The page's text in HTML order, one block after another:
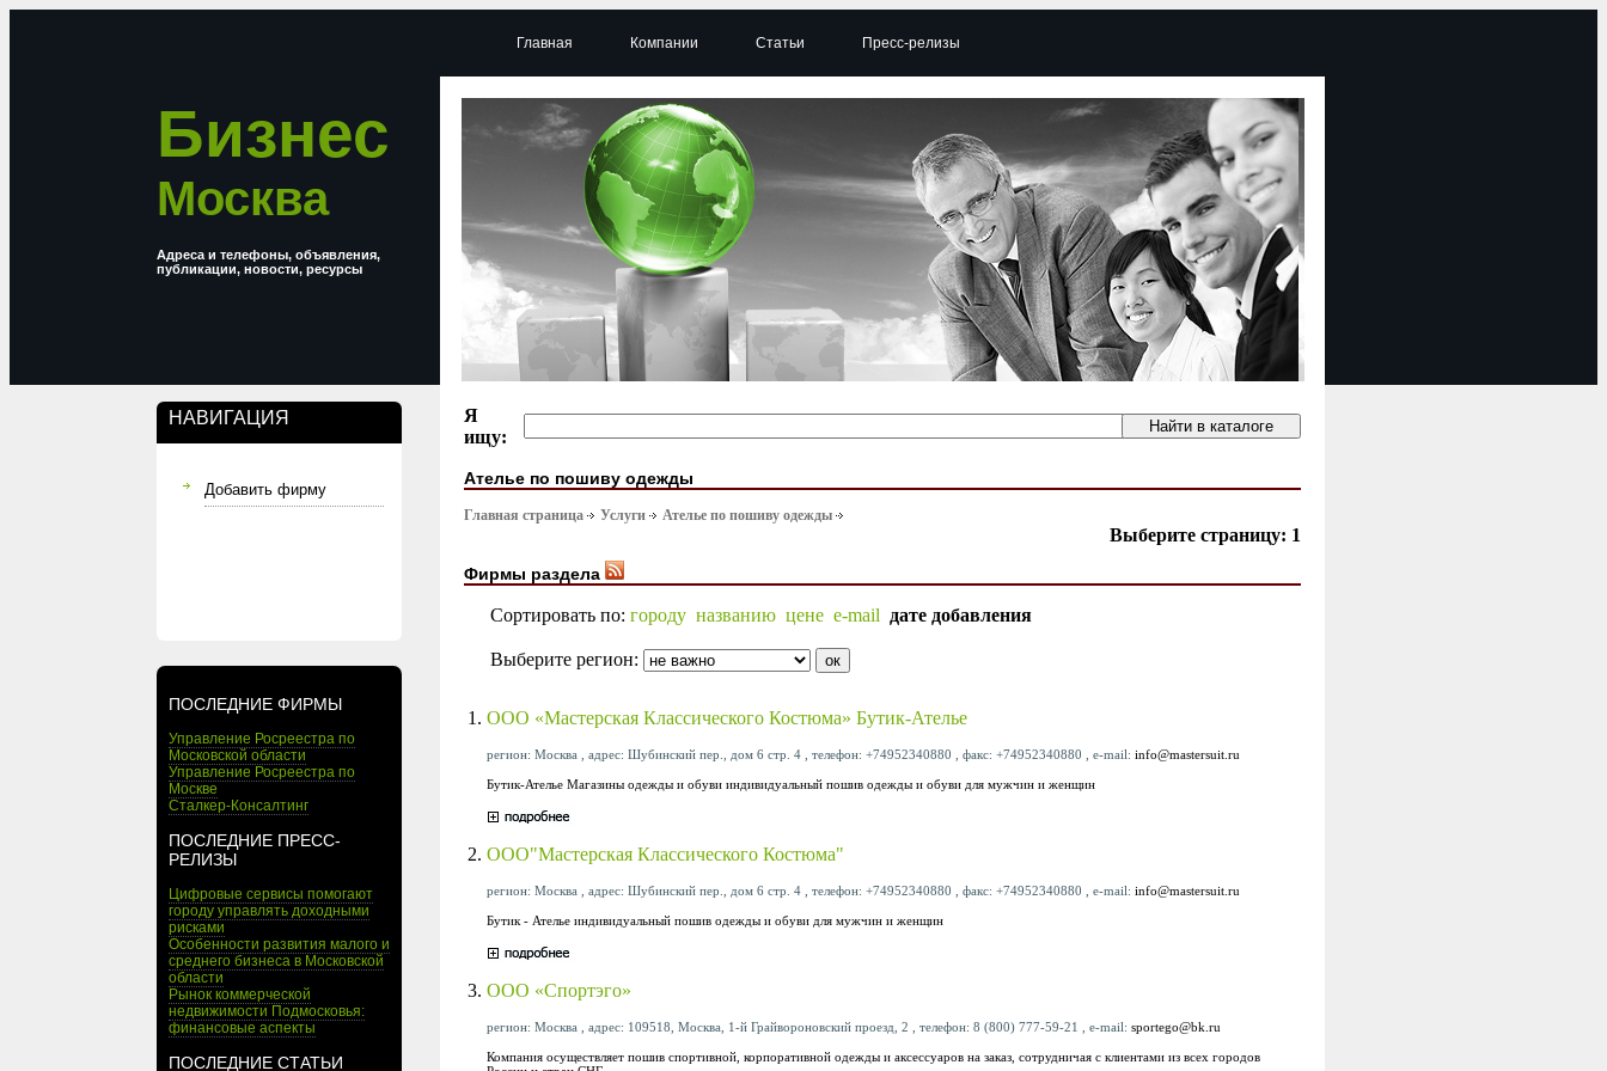
Бизнес
Москва
Адреса и телефоны, объявления,
публикации, новости, ресурсы
НАВИГАЦИЯ
Добавить фирму
ПОСЛЕДНИЕ ФИРМЫ
Управление Росреестра по
Московской области
Управление Росреестра по
Москве
Сталкер-Консалтинг
ПОСЛЕДНИЕ ПРЕСС-
РЕЛИЗЫ
Цифровые сервисы помогают
городу управлять доходными
рисками
Особенности развития малого и
среднего бизнеса в Московской
области
Рынок коммерческой
недвижимости Подмосковья:
финансовые аспекты
ПОСЛЕДНИЕ СТАТЬИ
Главная Компании Статьи Пресс-релизы
Я
ищу:
Ателье по пошиву одежды
Главная страница Услуги Ателье по пошиву одежды
Выберите страницу: 1
Фирмы раздела
Сортировать по: городу названию цене e-mail дате добавления
Выберите регион:
1. ООО «Мастерская Классического Костюма» Бутик-Ателье
регион: Москва , адрес: Шубинский пер., дом 6 стр. 4 , телефон: +74952340880 , факс: +74952340880 , e-mail: info@mastersuit.ru
Бутик-Ателье Магазины одежды и обуви индивидуальный пошив одежды и обуви для мужчин и женщин
2. ООО"Мастерская Классического Костюма"
регион: Москва , адрес: Шубинский пер., дом 6 стр. 4 , телефон: +74952340880 , факс: +74952340880 , e-mail: info@mastersuit.ru
Бутик - Ателье индивидуальный пошив одежды и обуви для мужчин и женщин
3. ООО «Спортэго»
регион: Москва , адрес: 109518, Москва, 1-й Грайвороновский проезд, 2 , телефон: 8 (800) 777-59-21 , e-mail: sportego@bk.ru
Компания осуществляет пошив спортивной, корпоративной одежды и аксессуаров на заказ, сотрудничая с клиентами из всех городов